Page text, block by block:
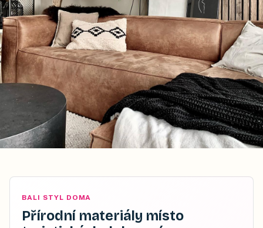
BALI STYL DOMA
Přírodní materiály místo